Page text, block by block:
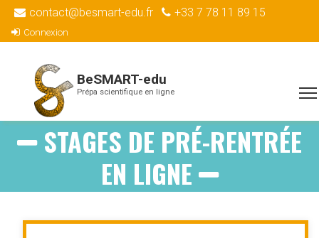
contact@besmart-edu.fr +33 7 78 11 89 15
Connexion
BeSMART-edu
Prépa scientifique en ligne
STAGES DE PRÉ-RENTRÉE
EN LIGNE